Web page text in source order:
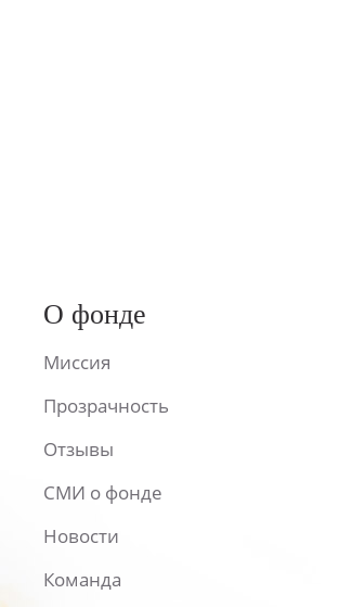
О фонде
Миссия
Прозрачность
Отзывы
СМИ о фонде
Новости
Команда